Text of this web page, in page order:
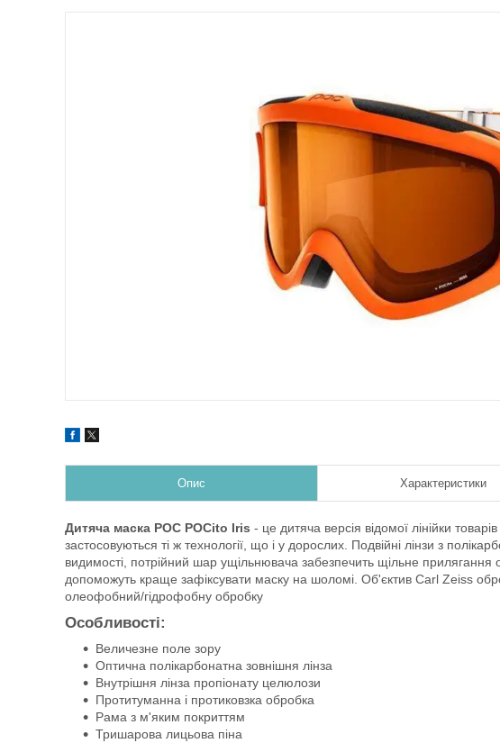
Опис Характеристики
Дитяча маска POC POCito Iris - це дитяча версія відомої лінійки
застосовуються ті ж технології, що і у дорослих. Подвійні лінзи з
видимості, потрійний шар ущільнювача забезпечить щільне
допоможуть краще зафіксувати маску на шоломі. Об'єктив Carl Zeiss
олеофобний/гідрофобну обробку
Особливості:
Величезне поле зору
Оптична полікарбонатна зовнішня лінза
Внутрішня лінза пропіонату целюлози
Протитуманна і протиковзка обробка
Рама з м'яким покриттям
Тришарова лицьова піна